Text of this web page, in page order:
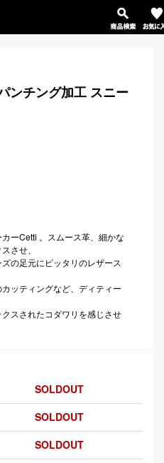
ンチング加工 スニー
ーCetti 。スムース革、細かな
させ、
の足元にピッタリのレザース
ッティングなど、ディティー
スされたコダワリを感じさせ
SOLDOUT
SOLDOUT
SOLDOUT